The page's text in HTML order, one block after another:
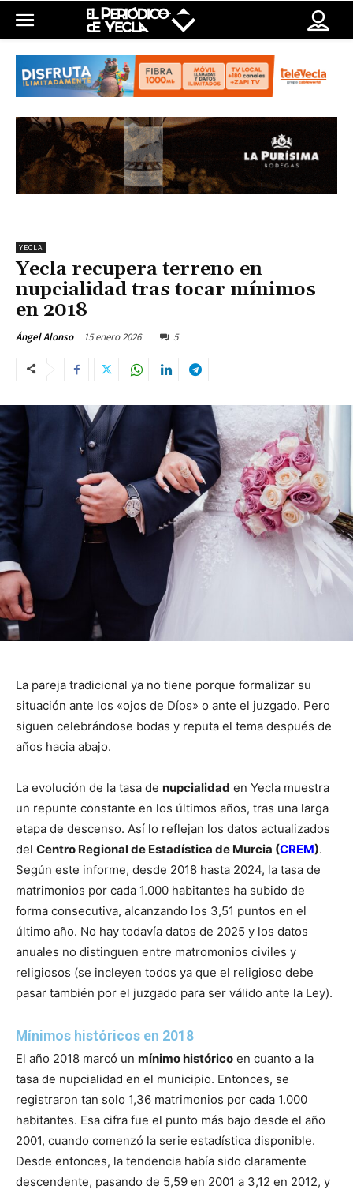
YECLA
Yecla recupera terreno en
nupcialidad tras tocar mínimos
en 2018
Ángel Alonso 15 enero 2026 5
La pareja tradicional ya no tiene porque formalizar su
situación ante los «ojos de Díos» o ante el juzgado. Pero
siguen celebrándose bodas y reputa el tema después de
años hacia abajo.
La evolución de la tasa de nupcialidad en Yecla muestra
un repunte constante en los últimos años, tras una larga
etapa de descenso. Así lo reflejan los datos actualizados
del Centro Regional de Estadística de Murcia (CREM).
Según este informe, desde 2018 hasta 2024, la tasa de
matrimonios por cada 1.000 habitantes ha subido de
forma consecutiva, alcanzando los 3,51 puntos en el
último año. No hay todavía datos de 2025 y los datos
anuales no distinguen entre matromonios civiles y
religiosos (se incleyen todos ya que el religioso debe
pasar también por el juzgado para ser válido ante la Ley).
Mínimos históricos en 2018
El año 2018 marcó un mínimo histórico en cuanto a la
tasa de nupcialidad en el municipio. Entonces, se
registraron tan solo 1,36 matrimonios por cada 1.000
habitantes. Esa cifra fue el punto más bajo desde el año
2001, cuando comenzó la serie estadística disponible.
Desde entonces, la tendencia había sido claramente
descendente, pasando de 5,59 en 2001 a 3,12 en 2012, y